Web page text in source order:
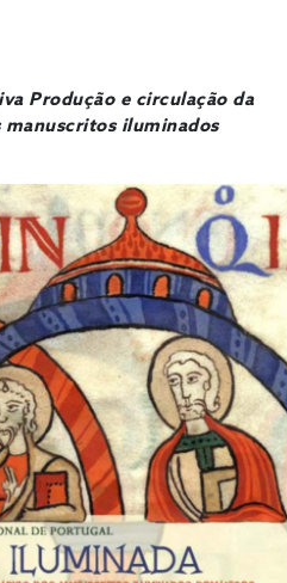
Produção e circulação da
iluminados